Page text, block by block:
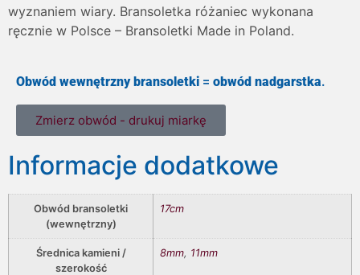
wyznaniem wiary. Bransoletka różaniec wykonana
ręcznie w Polsce – Bransoletki Made in Poland.
Obwód wewnętrzny bransoletki = obwód nadgarstka.
Zmierz obwód - drukuj miarkę
Informacje dodatkowe
Obwód bransoletki
(wewnętrzny)
17cm
Średnica kamieni /
szerokość
8mm, 11mm